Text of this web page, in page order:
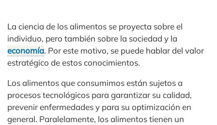
La ciencia de los alimentos se proyecta sobre el
individuo, pero también sobre la sociedad y la
economía. Por este motivo, se puede hablar del valor
estratégico de estos conocimientos.
Los alimentos que consumimos están sujetos a
procesos tecnológicos para garantizar su calidad,
prevenir enfermedades y para su optimización en
general. Paralelamente, los alimentos tienen un